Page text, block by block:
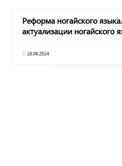
Реформа ногайского
актуализации ногайского
18.06.2014